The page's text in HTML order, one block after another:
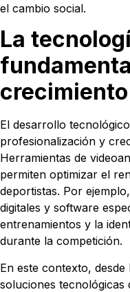
el cambio social.
La
crecimiento
El desarrollo
profesionalización y
Herramientas de
permiten optimizar el
deportistas. Por
digitales y software
entrenamientos y la
durante la competición.
En este contexto,
soluciones